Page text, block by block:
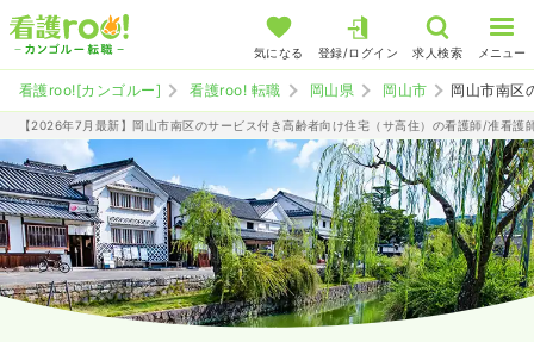
気になる 登録/ログイン 求人検索 メニュー
看護roo![カンゴルー] 看護roo! 転職 岡山県 岡山市 岡山市南区
【2026年7月最新】岡山市南区のサービス付き高齢者向け住宅（サ高住）の看護師/准看護